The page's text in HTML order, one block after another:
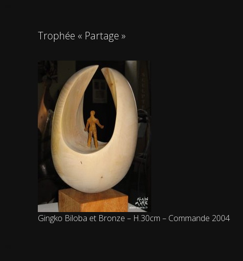
Trophée « Partage »
Gingko Biloba et Bronze – H.30cm – Commande 2004